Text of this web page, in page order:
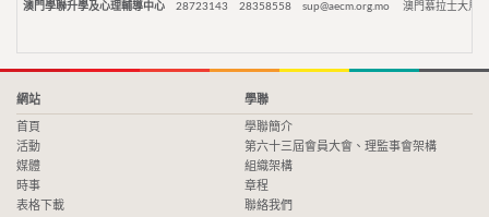
澳門學聯升學及心理輔導中心 28723143 28358558 sup@aecm.org.mo 澳門慕拉士大馬
網站
首頁
活動
媒體
時事
表格下載
學聯
學聯簡介
第六十三屆會員大會、理監事會架構
組織架構
章程
聯絡我們